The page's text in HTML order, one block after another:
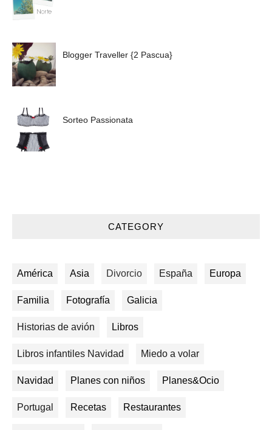
Blogger Traveller {2 Pascua}
Sorteo Passionata
CATEGORY
América Asia Divorcio España Europa
Familia Fotografía Galicia
Historias de avión Libros
Libros infantiles Navidad Miedo a volar
Navidad Planes con niños Planes&Ocio
Portugal Recetas Restaurantes